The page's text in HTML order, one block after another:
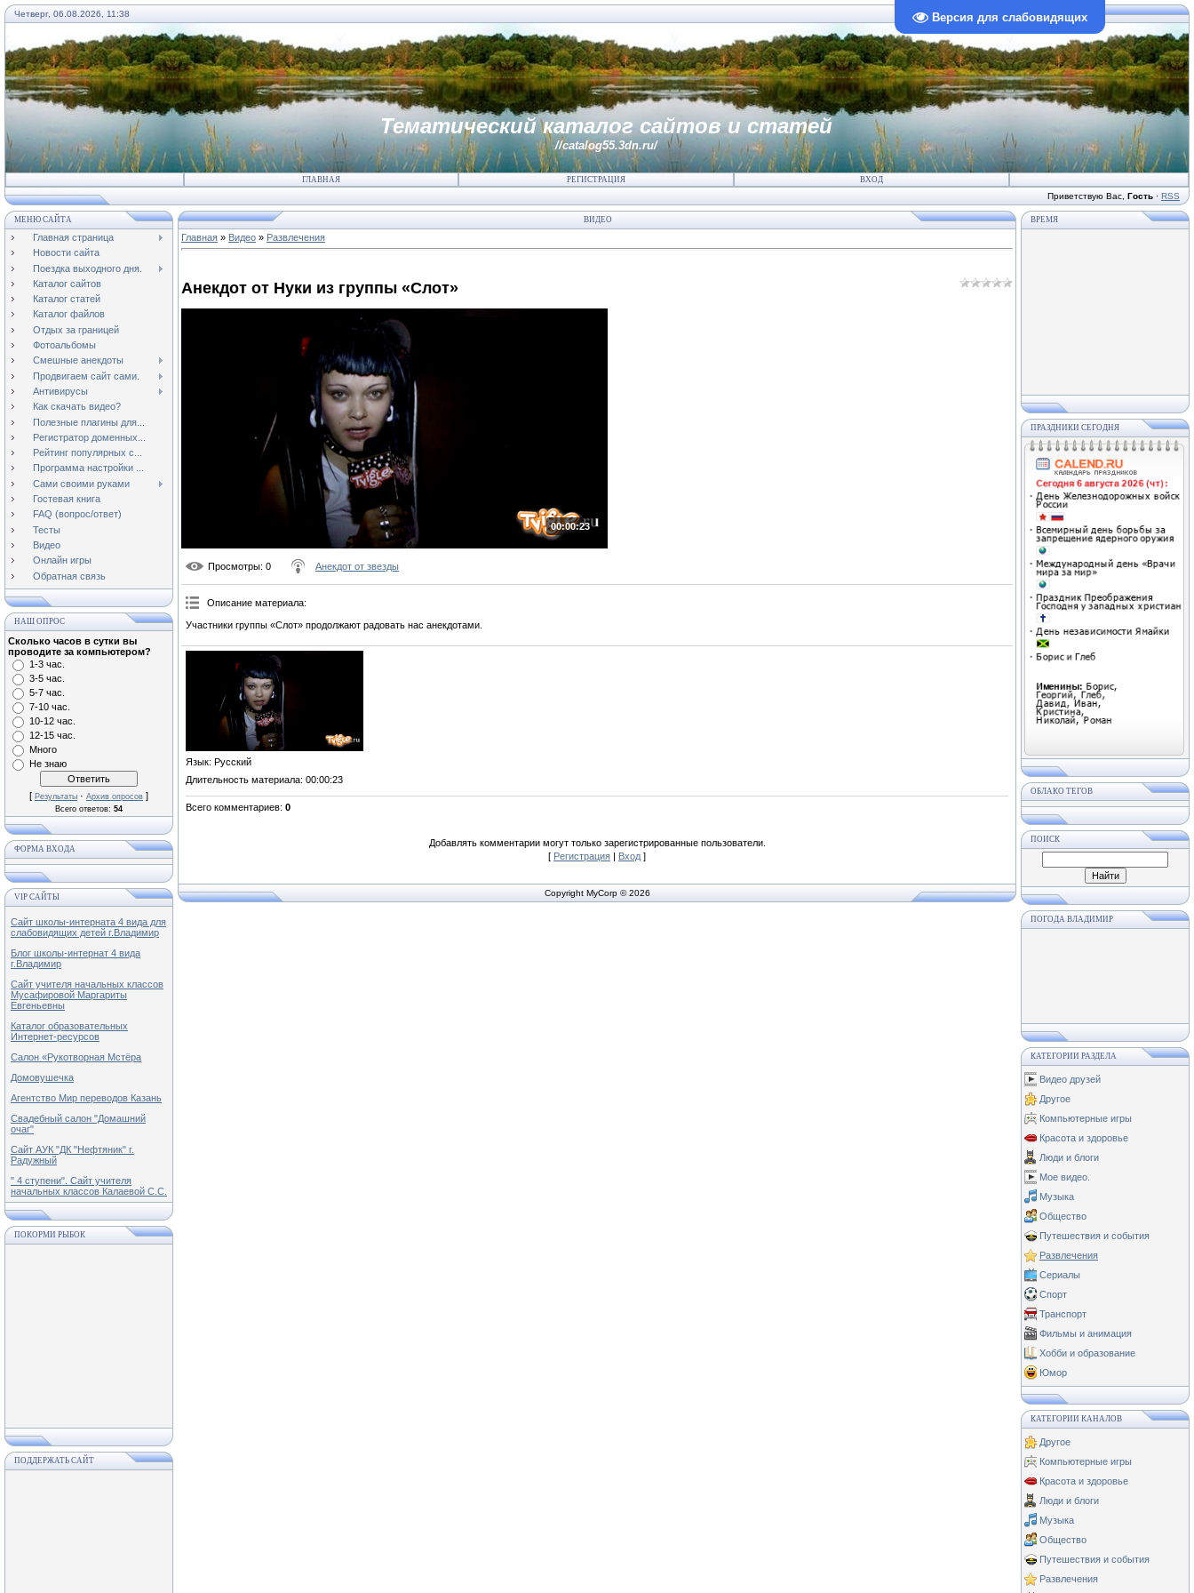
Версия для слабовидящих
Четверг, 06.08.2026, 11:38
Тематический каталог сайтов и статей
//catalog55.3dn.ru/
ГЛАВНАЯ РЕГИСТРАЦИЯ ВХОД
Приветствую Вас Гость · RSS
МЕНЮ САЙТА
Главная страница
Новости сайта
Поездка выходного дня.
Каталог сайтов
Каталог статей
Каталог файлов
Отдых за границей
Фотоальбомы
Смешные анекдоты
Продвигаем сайт сами.
Антивирусы
Как скачать видео?
Полезные плагины для...
Регистратор доменных...
Рейтинг популярных с...
Программа настройки ...
Сами своими руками
Гостевая книга
FAQ (вопрос/ответ)
Тесты
Видео
Онлайн игры
Обратная связь
НАШ ОПРОС
Сколько часов в сутки вы
проводите за компьютером?
1-3 час.
3-5 час.
5-7 час.
7-10 час.
10-12 час.
12-15 час.
Много
Не знаю
[ Результаты · Архив опросов ]
Всего ответов: 54
ФОРМА ВХОДА
VIP САЙТЫ
Сайт школы-интерната 4 вида для
слабовидящих детей г.Владимир
Блог школы-интернат 4 вида
г.Владимир
Сайт учителя начальных классов
Мусафировой Маргариты
Евгеньевны
Каталог образовательных
Интернет-ресурсов
Салон «Рукотворная Мстёра
Домовушечка
Агентство Мир переводов Казань
Свадебный салон "Домашний
очаг"
Сайт АУК "ДК "Нефтяник" г.
Радужный
" 4 ступени". Сайт учителя
начальных классов Калаевой С.С.
ПОКОРМИ РЫБОК
ПОДДЕРЖАТЬ САЙТ
ВИДЕО
Главная » Видео » Развлечения
Анекдот от Нуки из группы «Слот»
00:00:23
Просмотры: 0 Анекдот от звезды
Описание материала:
Участники группы «Слот» продолжают радовать нас анекдотами.
Язык: Русский
Длительность материала: 00:00:23
Всего комментариев: 0
Добавлять комментарии могут только зарегистрированные пользователи.
[ Регистрация | Вход ]
Copyright MyCorp © 2026
ВРЕМЯ
ПРАЗДНИКИ СЕГОДНЯ
ОБЛАКО ТЕГОВ
ПОИСК
ПОГОДА ВЛАДИМИР
КАТЕГОРИИ РАЗДЕЛА
Видео друзей
Другое
Компьютерные игры
Красота и здоровье
Люди и блоги
Мое видео.
Музыка
Общество
Путешествия и события
Развлечения
Сериалы
Спорт
Транспорт
Фильмы и анимация
Хобби и образование
Юмор
КАТЕГОРИИ КАНАЛОВ
Другое
Компьютерные игры
Красота и здоровье
Люди и блоги
Музыка
Общество
Путешествия и события
Развлечения